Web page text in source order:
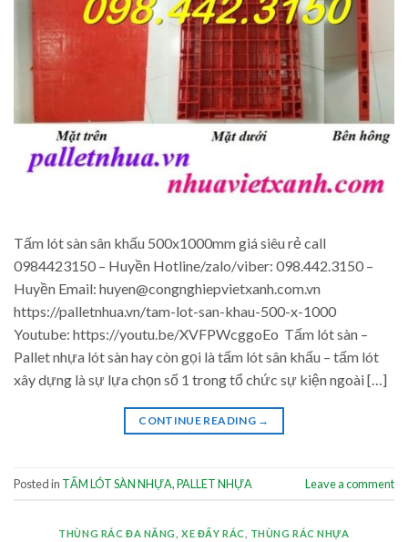
Tấm lót sàn sân khấu 500x1000mm giá siêu rẻ call
0984423150 – Huyền Hotline/zalo/viber: 098.442.3150 –
Huyền Email: huyen@congnghiepvietxanh.com.vn
https://palletnhua.vn/tam-lot-san-khau-500-x-1000
Youtube: https://youtu.be/XVFPWcggoEo Tấm lót sàn –
Pallet nhựa lót sàn hay còn gọi là tấm lót sân khấu – tấm lót
xây dựng là sự lựa chọn số 1 trong tổ chức sự kiện ngoài […]
CONTINUE READING →
Posted in TẤM LÓT SÀN NHỰA,PALLET NHỰA Leave a comment
THÙNG RÁC ĐA NĂNG ,XE ĐẨY RÁC THÙNG RÁC NHỰA